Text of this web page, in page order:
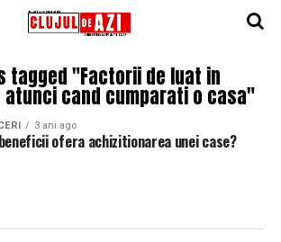
tagged "Factorii de luat in
cand cumparati o casa"
3 ani ago
ofera achizitionarea unei case?